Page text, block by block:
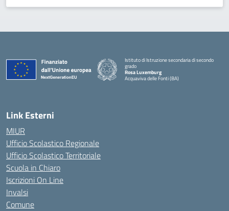
Istituto di Istruzione secondaria di secondo
grado
Rosa Luxemburg
Acquaviva delle Fonti (BA)
Link Esterni
MIUR
Ufficio Scolastico Regionale
Ufficio Scolastico Territoriale
Scuola in Chiaro
Iscrizioni On Line
Invalsi
Comune